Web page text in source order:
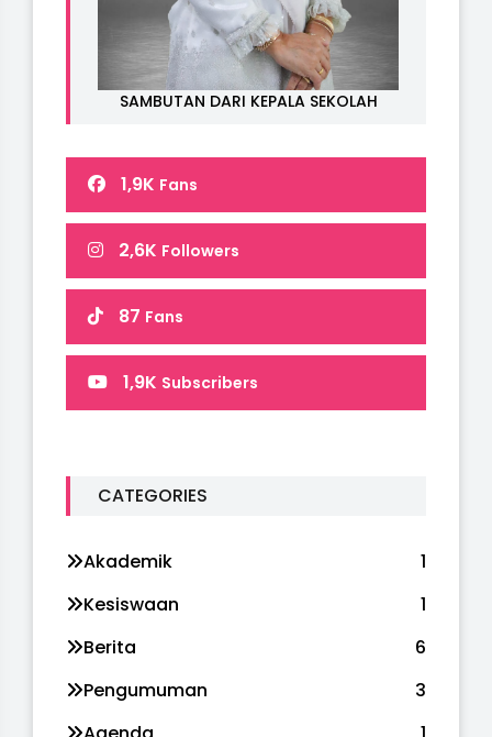
SAMBUTAN DARI KEPALA SEKOLAH
1,9K Fans
2,6K Followers
87 Fans
1,9K Subscribers
CATEGORIES
Akademik
1
Kesiswaan
1
Berita
6
Pengumuman
3